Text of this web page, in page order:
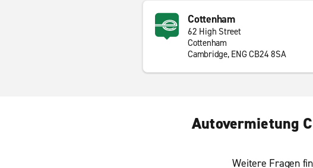
Cottenham
62 High Street
Cottenham
Cambridge, ENG CB24 8SA
Autovermietung
Weitere Fragen